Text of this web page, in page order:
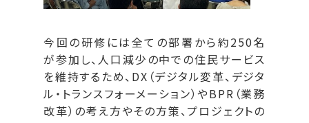
今回の研修には全ての部署から約250名
が参加し、人口減少の中での住民サービス
を維持するため、DX（デジタル変革、デジタ
ル・トランスフォーメーション）やBPR（業務
改革）の考え方やその方策、プロジェクトの